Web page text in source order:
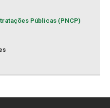
Públicas (PNCP)